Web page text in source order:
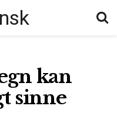
kan
sinne